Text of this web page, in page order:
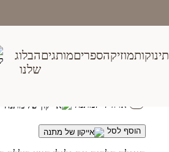
תינוקותמוזיקהספריםמותגיםהבלוג
שלנו
סט קוביות וקשתות בעגלה
ארוז לי למתנה
הוסף לסל